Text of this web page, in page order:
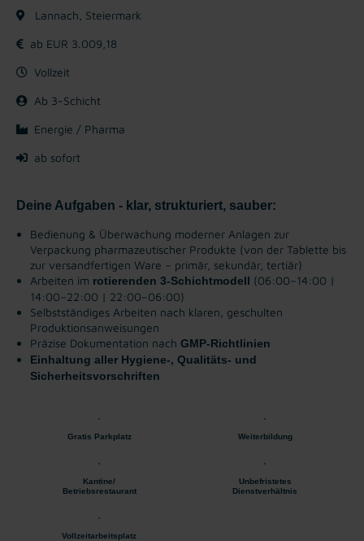
Lannach, Steiermark
ab EUR 3.009,18
Vollzeit
Ab 3-Schicht
Energie / Pharma
ab sofort
Deine Aufgaben - klar, strukturiert, sauber:
Bedienung & Überwachung moderner Anlagen zur
Verpackung pharmazeutischer Produkte (von der Tablette bis
zur versandfertigen Ware – primär, sekundär, tertiär)
Arbeiten im rotierenden 3-Schichtmodell (06:00–14:00 |
14:00–22:00 | 22:00–06:00)
Selbstständiges Arbeiten nach klaren, geschulten
Produktionsanweisungen
Präzise Dokumentation nach GMP-Richtlinien
Einhaltung aller Hygiene-, Qualitäts- und
Sicherheitsvorschriften
Gratis Parkplatz Weiterbildung
Kantine/
Betriebsrestaurant
Unbefristetes
Dienstverhältnis
Vollzeitarbeitsplatz